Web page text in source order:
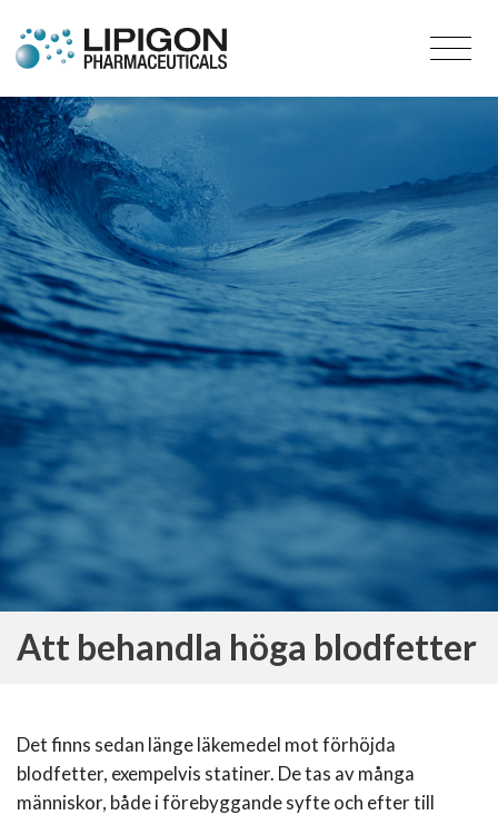
Att behandla höga blodfetter
Det finns sedan länge läkemedel mot förhöjda
blodfetter, exempelvis statiner. De tas av många
människor, både i förebyggande syfte och efter till